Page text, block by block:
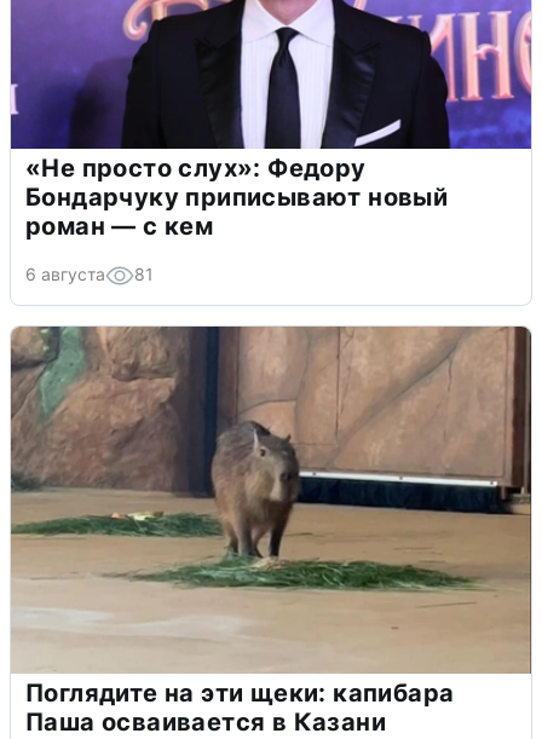
«Не просто слух»: Федору
Бондарчуку приписывают новый
роман — с кем
6 августа 81
Поглядите на эти щеки: капибара
Паша осваивается в Казани